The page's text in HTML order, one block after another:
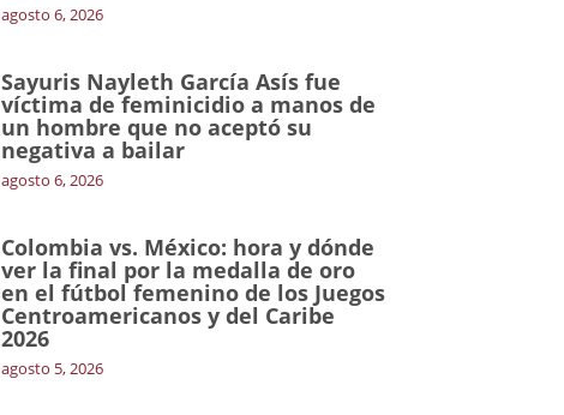
agosto 6, 2026
Sayuris Nayleth García Asís fue
víctima de feminicidio a manos de
un hombre que no aceptó su
negativa a bailar
agosto 6, 2026
Colombia vs. México: hora y dónde
ver la final por la medalla de oro
en el fútbol femenino de los Juegos
Centroamericanos y del Caribe
2026
agosto 5, 2026